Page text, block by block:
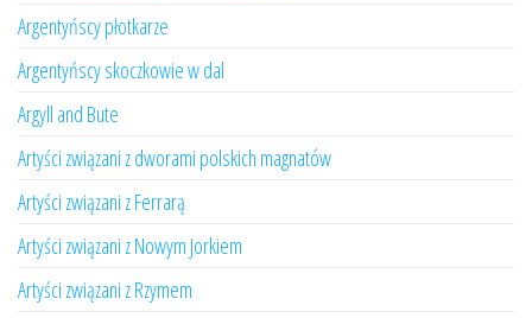
Argentyńscy płotkarze
Argentyńscy skoczkowie w dal
Argyll and Bute
Artyści związani z dworami polskich magnatów
Artyści związani z Ferrarą
Artyści związani z Nowym Jorkiem
Artyści związani z Rzymem